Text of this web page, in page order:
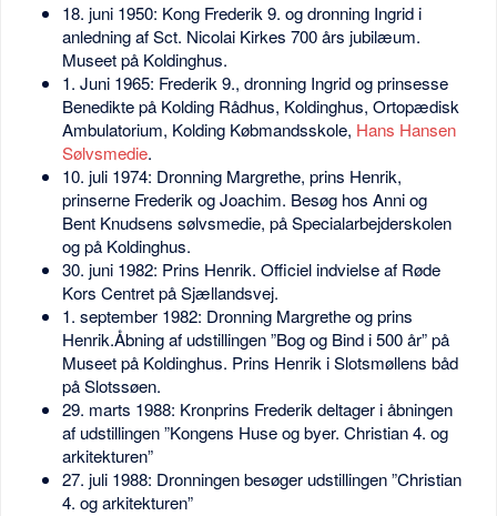
18. juni 1950: Kong Frederik 9. og dronning Ingrid i
anledning af Sct. Nicolai Kirkes 700 års jubilæum.
Museet på Koldinghus.
1. Juni 1965: Frederik 9., dronning Ingrid og prinsesse
Benedikte på Kolding Rådhus, Koldinghus, Ortopædisk
Ambulatorium, Kolding Købmandsskole, Hans Hansen
Sølvsmedie.
10. juli 1974: Dronning Margrethe, prins Henrik,
prinserne Frederik og Joachim. Besøg hos Anni og
Bent Knudsens sølvsmedie, på Specialarbejderskolen
og på Koldinghus.
30. juni 1982: Prins Henrik. Officiel indvielse af Røde
Kors Centret på Sjællandsvej.
1. september 1982: Dronning Margrethe og prins
Henrik.Åbning af udstillingen ”Bog og Bind i 500 år” på
Museet på Koldinghus. Prins Henrik i Slotsmøllens båd
på Slotssøen.
29. marts 1988: Kronprins Frederik deltager i åbningen
af udstillingen ”Kongens Huse og byer. Christian 4. og
arkitekturen”
27. juli 1988: Dronningen besøger udstillingen ”Christian
4. og arkitekturen”